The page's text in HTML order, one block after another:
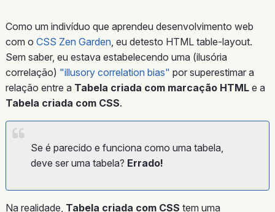
Como um indivíduo que aprendeu desenvolvimento web
com o CSS Zen Garden, eu detesto HTML table-layout.
Sem saber, eu estava estabelecendo uma (ilusória
correlação) "illusory correlation bias" por superestimar a
relação entre a Tabela criada com marcação HTMLe a
Tabela criada com CSS.
Se é parecido e funciona como uma tabela,
deve ser uma tabela? Errado!
Na realidade, Tabela criada com CSS tem uma